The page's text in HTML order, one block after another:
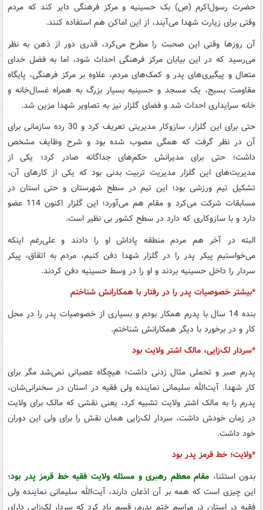
حضرت رسول‌اکرم (ص) بک حسینیه و مرکز فرهنگی دایر کند که مردم
وقتی برای زیارت شهدا می‌آیند، از این اماکن هم استفاده کنند.
آن روزها وقتی این صحبت‌ را مطرح می‌کرد، قدری دور از ذهن به نظر
می‌رسید که در این بیابان مرکز فرهنگی احداث شود، اما به فضل خدای
متعال و پیگیری‌های پدر و کمک‌های مردم،‌ علاوه بر مرکز فرهنگی،‌ پایگاه
مقاومت بسیج‌، یک مسجد و حسینیه بسیار بزرگ به همراه غسال‌خانه و
خانه سرایداری احداث شد و فضای گلزار نیز به تصاویر شهدا مزین شد.
حتی برای این گلزار، سازوکار مدیریتی تعریف کرد و 30 رده سازمانی برای
آن در نظر گرفت که همگی مصوب شده بود و شرح وظایف مشخص
داشت؛ حتی برای مدیرانش حکم‌های جداگانه صادر کرد؛ یکی از
مدیریت‌های این گلزار مدیریت تربیت بدنی بود که یکی از کارهای آن،
تشکیل تیم ورزشی بود؛ این تیم در سطح شهرستان و حتی استان در
مسابقات شرکت می‌کرد و مقام هم می‌آورد؛ این گلزار اکنون 114 عضو
دارد و با سازوکاری که دارد در سطح کشور بی نظیر است.
البته در آخر هم مردم منطقه پاداش او را دادند و علی‌رغم اینکه
می‌خواستیم پیکر پدر را در گلزار شهدا دفن کنیم، مردم به اتقاق، پیکر
سردار را داخل حسینیه بردند و او را در وسط حسینیه دفن کردند.
*بیشتر خصوصیات پدر را در رفتار با همکارانش شناختم
بنده 14 سال با پدرم همکار بودم و بسیاری از خصوصیات پدر را در محل
کار و در برخورد با دیگر همکارانش شناختم.
*سردار لک‌زایی، مالک اشتر ولایت بود
پدرم صبر و تحملی مثال زدنی داشت؛ هیچگاه عصبانی نمی‌شد مگر برای
کار شهدا. آیت‌الله سلیمانی نماینده ولی فقیه در استان در سخنرانی‌شان،
پدرم را به مالک اشتر ولایت تشبیه کرد، یعنی نقشی که مالک برای ولایت
در زمان خودش داشت، سردار لک‌زایی همان نقش را برای ولی این دوران
خود داشت.
*ولایت؛ خط قرمز پدر بود
بدون استثنا، مقام معظم رهبری و مسئله ولایت فقیه خط قرمز پدر بود؛‌
این چیزی است که همه بر آن اذعان دارند، آیت‌الله سلیمانی نماینده ولی
فقیه در استان در مراسم ختم پدرم، قسم یاد کرد که سردار لک‌زایی دارای